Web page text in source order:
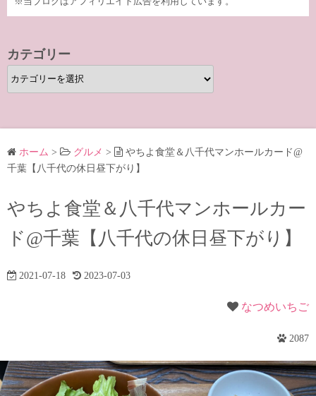
カテゴリー
カ
テ
リ
ー ホーム > グルメ >
やちよ食堂＆八千代マンホールカード@
千葉【八千代の休日昼下がり】
やちよ食堂＆八千代マンホールカー
ド@千葉【八千代の休日昼下がり】
2021-07-18 2023-07-03
なつめいちご
2087